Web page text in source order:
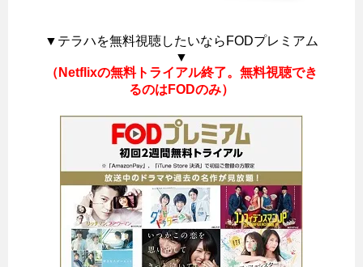
▼テラハを無料視聴したいならFODプレミアム
▼
（Netflixの無料トライアル終了。無料視聴でき
るのはFODのみ）